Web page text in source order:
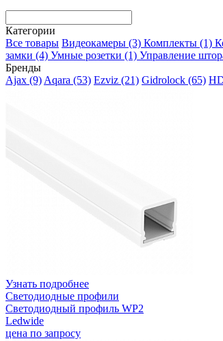
Категории
Все товары Видеокамеры (3) Комплекты (1)
замки (4) Умные розетки (1) Управление
Бренды
Ajax (9) Aqara (53) Ezviz (21) Gidrolock (65)
Узнать подробнее
Светодиодные профили
Светодиодный профиль WP2
Ledwide
цена по запросу